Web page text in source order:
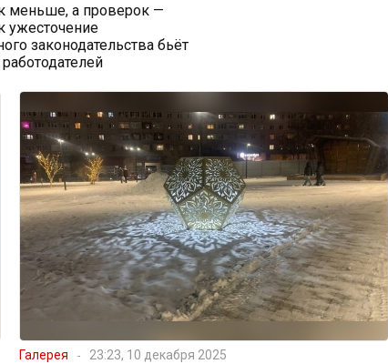
меньше, а проверок —
ужесточение
законодательства бьёт
Галерея 23:23, 10 декабря 2025